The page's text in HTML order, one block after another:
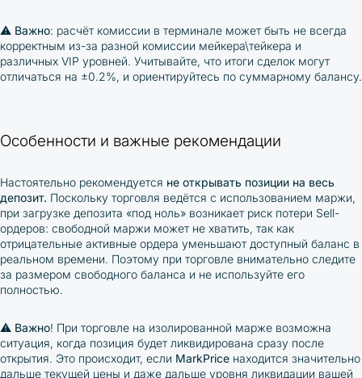
⚠️ Важно: расчёт комиссии в терминале может быть не всегда
корректным из-за разной комиссии мейкера\тейкера и
различных VIP уровней. Учитывайте, что итоги сделок могут
отличаться на ±0.2%, и ориентируйтесь по суммарному балансу.
Особенности и важные рекомендации
Настоятельно рекомендуется не открывать позиции на весь
депозит. Поскольку торговля ведётся с использованием маржи,
при загрузке депозита «под ноль» возникает риск потери Sell-
ордеров: свободной маржи может не хватить, так как
отрицательные активные ордера уменьшают доступный баланс в
реальном времени. Поэтому при торговле внимательно следите
за размером свободного баланса и не используйте его
полностью.
⚠️ Важно! При торговле на изолированной марже возможна
ситуация, когда позиция будет ликвидирована сразу после
открытия. Это происходит, если MarkPrice находится значительно
дальше текущей цены и даже дальше уровня ликвидации вашей